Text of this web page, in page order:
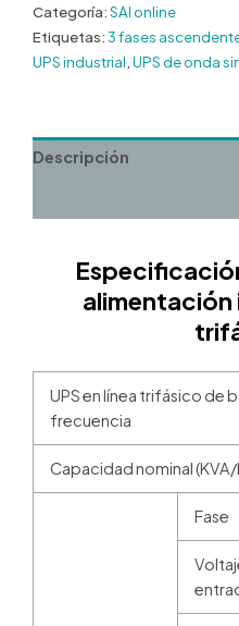
Categoría:SAI online
Etiquetas:3 fases
UPS industrial,UPS de onda
Descripción
UPS en línea trifásico de
frecuencia
Capacidad nominal (KVA/
Fase